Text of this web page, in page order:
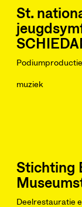
St.
muziek
Stichting
Deelrestauratie